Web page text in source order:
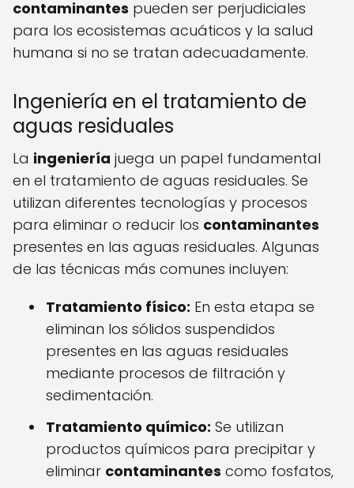
contaminantes pueden ser perjudiciales
para los ecosistemas acuáticos y la salud
humana si no se tratan adecuadamente.
Ingeniería en el tratamiento de
aguas residuales
La ingeniería juega un papel fundamental
en el tratamiento de aguas residuales. Se
utilizan diferentes tecnologías y procesos
para eliminar o reducir los contaminantes
presentes en las aguas residuales. Algunas
de las técnicas más comunes incluyen:
Tratamiento físico: En esta etapa se
eliminan los sólidos suspendidos
presentes en las aguas residuales
mediante procesos de filtración y
sedimentación.
Tratamiento químico: Se utilizan
productos químicos para precipitar y
eliminar contaminantes como fosfatos,